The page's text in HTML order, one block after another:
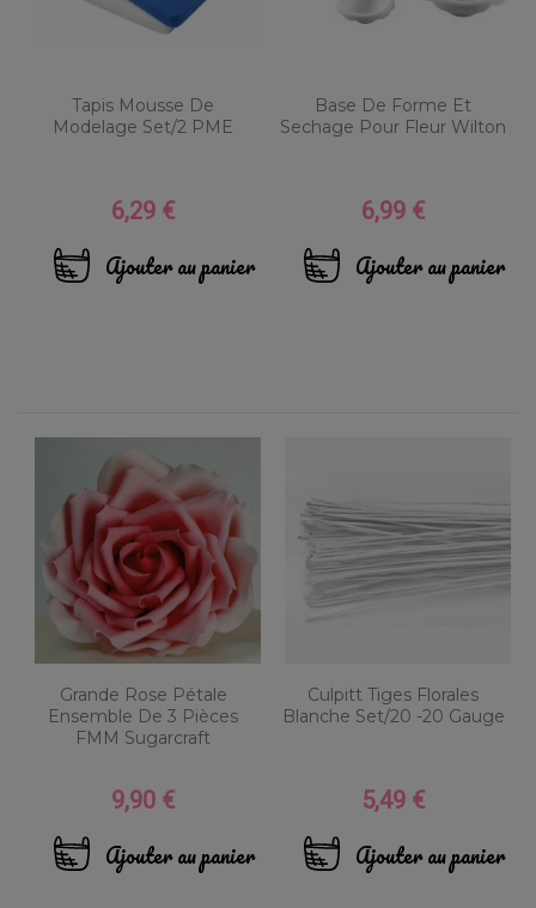
Tapis Mousse De
Modelage Set/2 PME
Prix
6,29 €
Ajouter au panier
Base De Forme Et
Sechage Pour Fleur Wilton
Prix
6,99 €
Ajouter au panier
Grande Rose Pétale
Ensemble De 3 Pièces
FMM Sugarcraft
Prix
9,90 €
Ajouter au panier
Culpitt Tiges Florales
Blanche Set/20 -20 Gauge
Prix
5,49 €
Ajouter au panier